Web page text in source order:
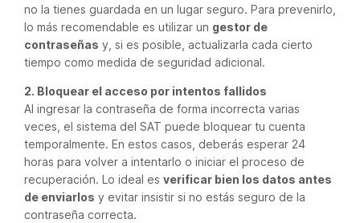
no la tienes guardada en un lugar seguro. Para prevenirlo,
lo más recomendable es utilizar un gestor de
contraseñas y, si es posible, actualizarla cada cierto
tiempo como medida de seguridad adicional.
2. Bloquear el acceso por intentos fallidos
Al ingresar la contraseña de forma incorrecta varias
veces, el sistema del SAT puede bloquear tu cuenta
temporalmente. En estos casos, deberás esperar 24
horas para volver a intentarlo o iniciar el proceso de
recuperación. Lo ideal es verificar bien los datos antes
de enviarlos y evitar insistir si no estás seguro de la
contraseña correcta.